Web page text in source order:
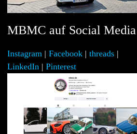
MBMC auf Social Media
Instagram | Facebook | threads |
LinkedIn | Pinterest